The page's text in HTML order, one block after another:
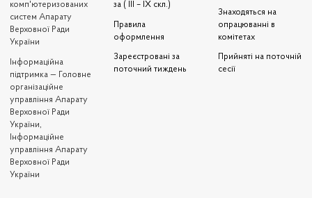
комп'ютеризованих
систем Апарату
Верховної Ради
України
Iнформаційна
підтримка — Головне
організаційне
управління Апарату
Верховної Ради
України,
Інформаційне
управління Апарату
Верховної Ради
України
за ( III – IX скл.)
Правила
оформлення
Зареєстровані за
поточний тиждень
Знаходяться на
опрацюванні в
комітетах
Прийняті на поточній
сесії